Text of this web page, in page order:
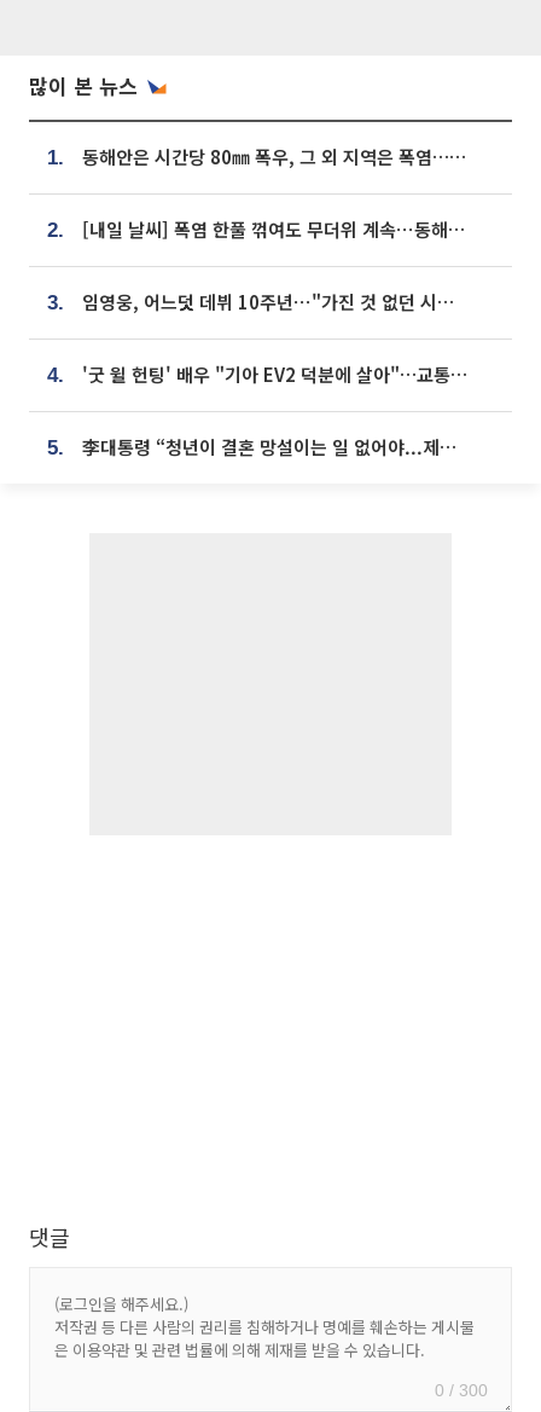
많이 본 뉴스
1. 동해안은 시간당 80㎜ 폭우, 그 외 지역은 폭염…‘극과 극 날씨’
2. [내일 날씨] 폭염 한풀 꺾여도 무더위 계속⋯동해안 이틀 연속 비
3. 임영웅, 어느덧 데뷔 10주년⋯"가진 것 없던 시절, 내 앞엔 20명의 팬뿐"
4. '굿 윌 헌팅' 배우 "기아 EV2 덕분에 살아"…교통사고 후 안전성 극찬
5. 李대통령 “청년이 결혼 망설이는 일 없어야...제도상 불이익 조사”
댓글
0 / 300